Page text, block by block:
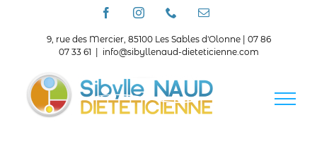
FacebookInstagramTéléphoneEmail
9, rue des Mercier, 85100 Les Sables d'Olonne | 07 86
07 33 61
info@sibyllenaud-dieteticienne.com